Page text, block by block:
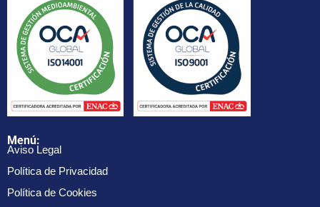
Menú:
Aviso Legal
Política de Privacidad
Política de Cookies